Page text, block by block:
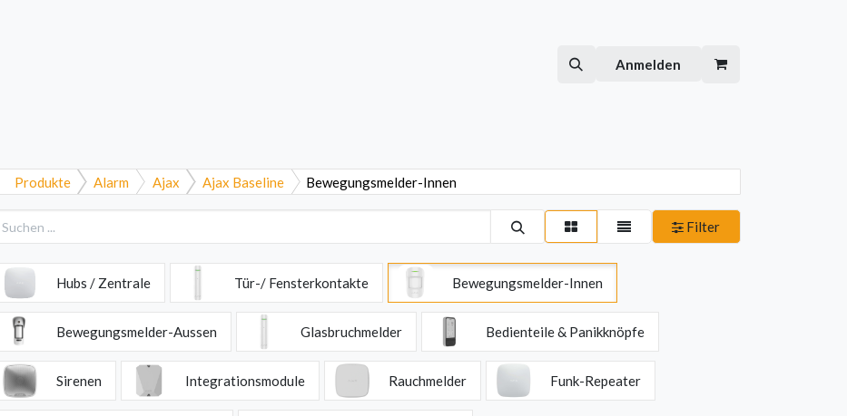
Anmelden
Produkte Alarm Ajax Ajax Baseline Bewegungsmelder-Innen
Filter
Hubs / Zentrale Tür-/ Fensterkontakte Bewegungsmelder-Innen
Bewegungsmelder-Aussen Glasbruchmelder Bedienteile & Panikknöpfe
Sirenen Integrationsmodule Rauchmelder Funk-Repeater